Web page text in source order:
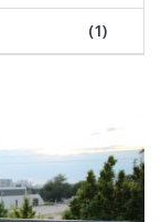
(1)